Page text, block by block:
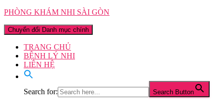
PHÒNG KHÁM NHI SÀI GÒN
Chuyển đổi Danh mục chính
TRANG CHỦ
BỆNH LÝ NHI
LIÊN HỆ
Search for: Search Button